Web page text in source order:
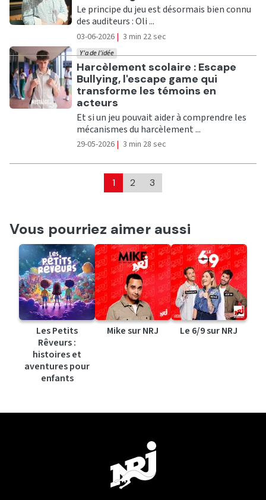
Le principe du jeu est désormais bien connu
des auditeurs : Oli ...
03-06-2026 | 3 min 22 sec
Ecouter
Harcèlement scolaire : Escape
Bullying, l'escape game qui
transforme les témoins en
acteurs
Y'a de l'idée
Et si un jeu pouvait aider à comprendre les
mécanismes du harcèlement ...
29-05-2026 | 3 min 28 sec
1 2 3
Vous pourriez aimer aussi
Les Petits
Rêveurs :
histoires et
aventures pour
enfants
Mike sur NRJ Le 6/9 sur NRJ